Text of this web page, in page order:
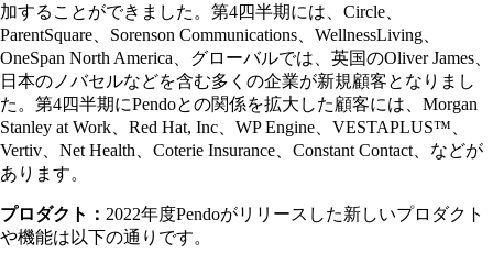
加することができました。第4四半期には、Circle、
ParentSquare、Sorenson Communications、WellnessLiving、
OneSpan North America、グローバルでは、英国のOliver James、
日本のノバセルなどを含む多くの企業が新規顧客となりまし
た。第4四半期にPendoとの関係を拡大した顧客には、Morgan
Stanley at Work、Red Hat, Inc、WP Engine、VESTAPLUS™、
Vertiv、Net Health、Coterie Insurance、Constant Contact、などが
あります。
プロダクト： 2022年度Pendoがリリースした新しいプロダクト
や機能は以下の通りです。